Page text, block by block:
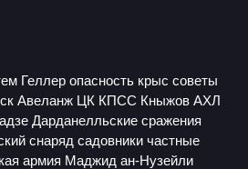
Геллер опасность крыс советы
Авеланж ЦК КПСС Кныжов АХЛ
Дарданелльские сражения
снаряд садовники частные
армия Маджид ан-Нузейли